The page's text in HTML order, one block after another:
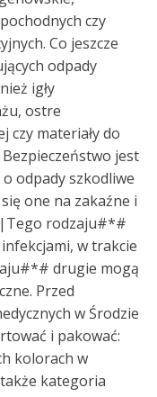
czy
Co jeszcze
odpady
igły
ostre
czy materiały do
Bezpieczeństwo jest
o odpady szkodliwe
one na zakaźne i
rodzaju#*#
w trakcie
drugie mogą
Przed
w Środzie
i pakować:
kolorach w
kategoria